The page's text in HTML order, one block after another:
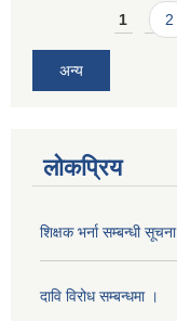
Pages1 2
अन्य
लोकप्रिय
शिक्षक भर्ना सम्बन्धी सूचना
दावि विरोध सम्बन्धमा ।